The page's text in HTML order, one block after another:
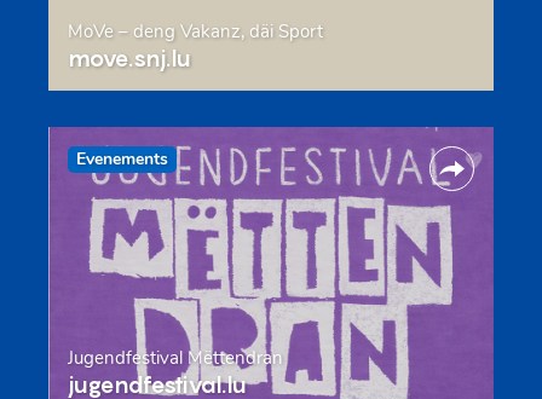
MoVe – deng Vakanz, däi Sport
move.snj.lu
Evenements
Jugendfestival Mëttendran
jugendfestival.lu